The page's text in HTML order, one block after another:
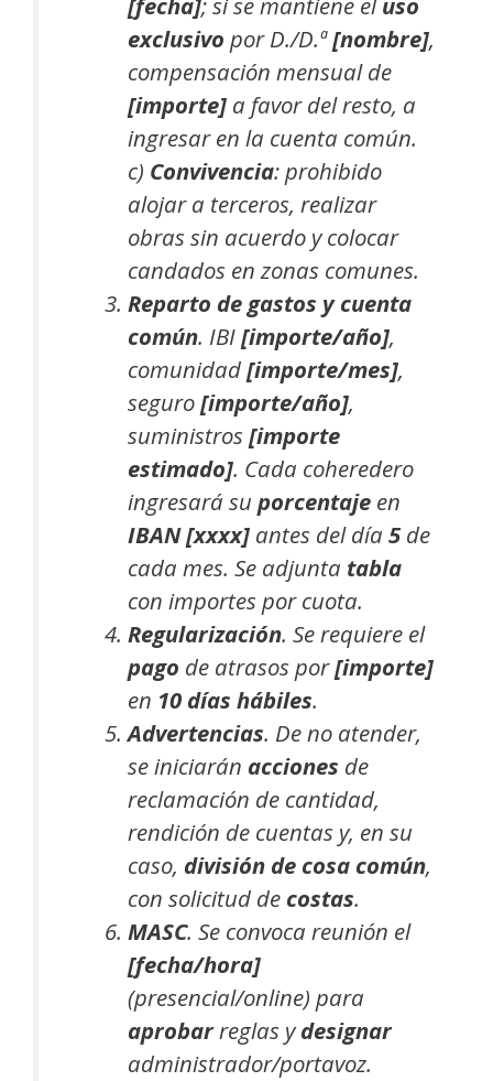
exclusivo por D./D.ª[nombre],
compensación mensual de
[importe] a favor del resto, a
ingresar en la cuenta común.
c) Convivencia: prohibido
alojar a terceros, realizar
obras sin acuerdo y colocar
candados en zonas comunes.
Reparto de gastos y cuenta
común. IBI[importe/año],
comunidad[importe/mes],
seguro[importe/año],
suministros[importe
estimado]. Cada coheredero
ingresará suporcentaje en
IBAN [xxxx] antes del día5 de
cada mes. Se adjunta tabla
con importes por cuota.
Regularización. Se requiere el
pago de atrasos por[importe]
en 10 días hábiles.
Advertencias. De no atender,
se iniciarán acciones de
reclamación de cantidad,
rendición de cuentas y, en su
caso, división de cosa común,
con solicitud de costas.
MASC. Se convoca reunión el
[fecha/hora]
(presencial/online) para
aprobarreglas ydesignar
administrador/portavoz.